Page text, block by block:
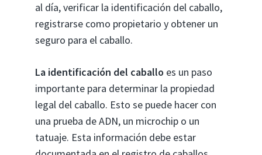
al día, verificar la identificación del caballo,
registrarse como propietario y obtener un
seguro para el caballo.
La identificación del caballo es un paso
importante para determinar la propiedad
legal del caballo. Esto se puede hacer con
una prueba de ADN, un microchip o un
tatuaje. Esta información debe estar